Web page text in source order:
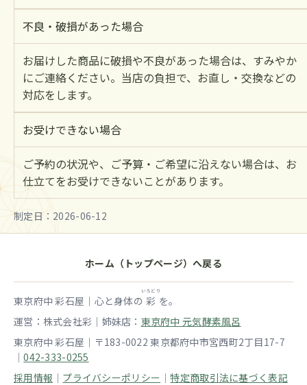
不良・破損があった場合
お届けした商品に破損や不良があった場合は、すみやか
にご連絡ください。当店の負担で、お直し・交換などの
対応をします。
お受けできない場合
ご予約の状況や、ご予算・ご希望に沿えない場合は、お
仕立てをお受けできないことがあります。
制定日：2026-06-12
ホーム（トップページ）へ戻る
東京府中 彩石屋｜心と身体の 彩
いろどり
を。
運営：株式会社彩｜姉妹店： 東京府中 元気酵素風呂
東京府中 彩石屋｜〒183-0022 東京都府中市宮西町2丁目17-7
｜042-333-0255
採用情報 ｜ プライバシーポリシー ｜特定商取引法に基づく表記